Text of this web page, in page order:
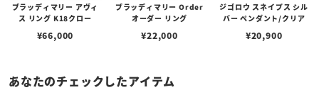
ブラッディマリー アヴィ
ス リング K18クロー
¥66,000
ブラッディマリー Order
オーダー リング
¥22,000
ジゴロウ スネイプス シル
バー ペンダント/クリア
¥20,900
あなたのチェックしたアイテム